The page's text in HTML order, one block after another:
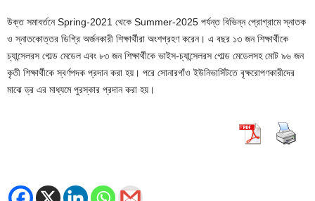
উক্ত সমাবর্তনে Spring-2021 থেকে Summer-2025 পর্যন্ত বিভিন্ন প্রোগ্রামে স্নাতক
ও স্নাতকোত্তর ডিগ্রি অর্জনকারী শিক্ষার্থীরা অংশগ্রহণ করেন। এ বছর ১৩ জন শিক্ষার্থীকে
চ্যান্সেলরস গোল্ড মেডেল এবং ৮৩ জন শিক্ষার্থীকে ভাইস-চ্যান্সেলরস গোল্ড মেডেলসহ মোট ৯৬ জন
কৃতী শিক্ষার্থীকে স্বর্ণপদক প্রদান করা হয়। পরে সোনারগাঁও ইউনিভার্সিটতে বৃক্ষরোপণকারীদের
মাঝে ড্র এর মাধ্যমে পুরস্কার প্রদান করা হয়।